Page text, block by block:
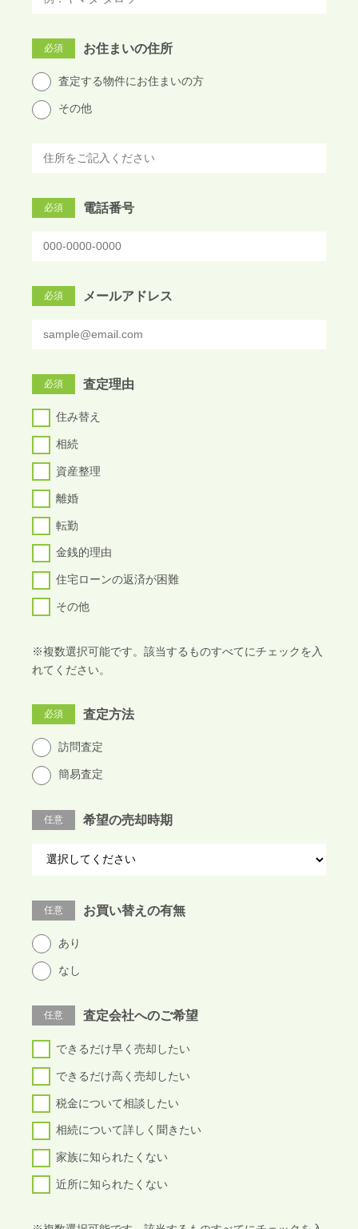
必須 お住まいの住所
査定する物件にお住まいの方
その他
必須 電話番号
必須 メールアドレス
必須 査定理由
住み替え
相続
資産整理
離婚
転勤
金銭的理由
住宅ローンの返済が困難
その他
※複数選択可能です。該当するものすべてにチェックを入
れてください。
必須 査定方法
訪問査定
簡易査定
任意 希望の売却時期
任意 お買い替えの有無
あり
なし
任意 査定会社へのご希望
できるだけ早く売却したい
できるだけ高く売却したい
税金について相談したい
相続について詳しく聞きたい
家族に知られたくない
近所に知られたくない